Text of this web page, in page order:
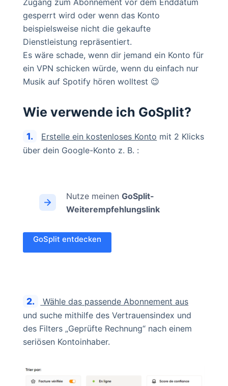
Zugang zum Abonnement vor dem Enddatum
gesperrt wird oder wenn das Konto
beispielsweise nicht die gekaufte
Dienstleistung repräsentiert.
Es wäre schade, wenn dir jemand ein Konto für
ein VPN schicken würde, wenn du einfach nur
Musik auf Spotify hören wolltest 😉
Wie verwende ich GoSplit?
1. Erstelle ein kostenloses Konto mit 2 Klicks
über dein Google-Konto z. B. :
Nutze meinen GoSplit-
Weiterempfehlungslink
GoSplit entdecken
2.
Wähle das passende Abonnement aus
und suche mithilfe des Vertrauensindex und
des Filters „Geprüfte Rechnung“ nach einem
seriösen Kontoinhaber.